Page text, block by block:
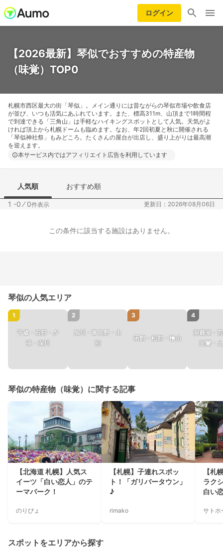
ログイン
【2026最新】琴似でおすすめの特産物
（味覚）TOP0
札幌市西区最大の街「琴似」。メイン通りには昔ながらの琴似市場や飲食店
が並び、いつも活気にあふれています。また、標高311m、山頂まで1時間程
で到達できる「三角山」は手軽なハイキングスポットとして人気。天気がよ
ければ頂上から札幌ドームも臨めます。なお、年2回初夏と秋に開催される
「琴似神社祭」もみどころ。たくさんの屋台が出店し、盛り上がりは最高潮
を迎えます。
本サービス内ではアフィリエイト広告を利用しています
人気順 おすすめ順
1 -0 ⁄0件表示 更新日：2026年08月06日
この条件に該当する施設はありません。
琴似の人気エリア
1
千歳・石狩・夕
張・深川
2
旭川・富良野・士
別
3
函館・松前・檜山
4
洞爺湖・
室蘭・
琴似の特産物（味覚）に関する記事
【北海道 札幌】人気ス
イーツ「白い恋人」のテ
ーマパーク！
のりぴょ
【札幌】子連れスポッ
ト！「ガリバータウン」
♪
rimako
【札
ラク
白い
サトホ
スポットをエリアから探す